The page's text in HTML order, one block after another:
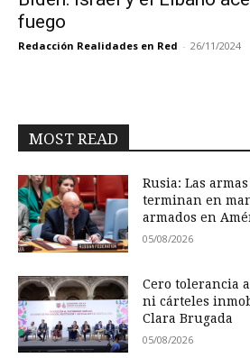
fuego
Redacción Realidades en Red - 26/11/2024
MOST READ
Rusia: Las
terminan en
armados en
05/08/2026
Cero tolerancia
ni cárteles
Clara Brugada
05/08/2026